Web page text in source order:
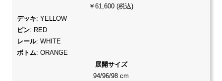
￥61,600 (税込)
デッキ: YELLOW
ピン: RED
レール: WHITE
ボトム: ORANGE
展開サイズ
94/96/98 cm